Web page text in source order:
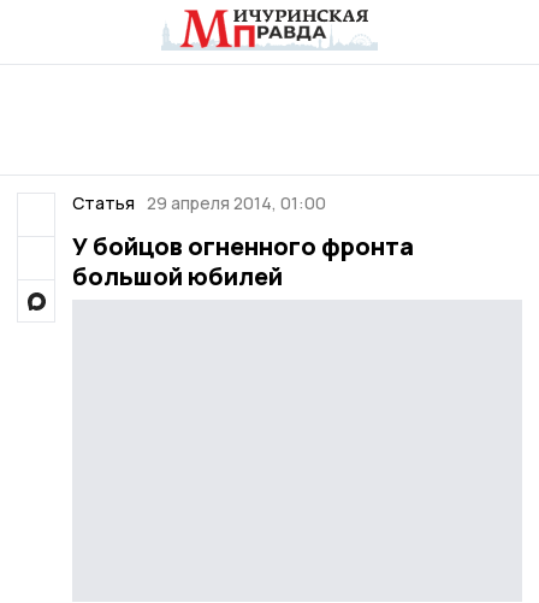
Статья 29 апреля 2014, 01:00
У бойцов огненного фронта
большой юбилей